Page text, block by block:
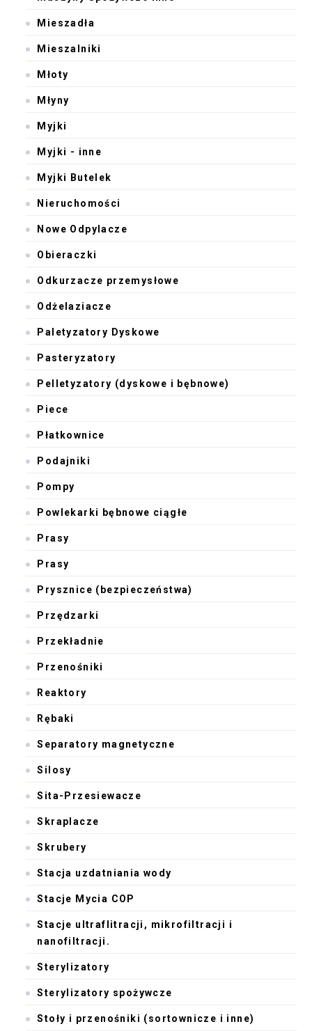
Mieszadła
Mieszalniki
Młoty
Młyny
Myjki
Myjki - inne
Myjki Butelek
Nieruchomości
Nowe Odpylacze
Obieraczki
Odkurzacze przemysłowe
Odżelaziacze
Paletyzatory Dyskowe
Pasteryzatory
Pelletyzatory (dyskowe i bębnowe)
Piece
Płatkownice
Podajniki
Pompy
Powlekarki bębnowe ciągłe
Prasy
Prasy
Prysznice (bezpieczeństwa)
Przędzarki
Przekładnie
Przenośniki
Reaktory
Rębaki
Separatory magnetyczne
Silosy
Sita-Przesiewacze
Skraplacze
Skrubery
Stacja uzdatniania wody
Stacje Mycia COP
Stacje ultraflitracji, mikrofiltracji i
nanofiltracji.
Sterylizatory
Sterylizatory spożywcze
Stoły i przenośniki (sortownicze i inne)